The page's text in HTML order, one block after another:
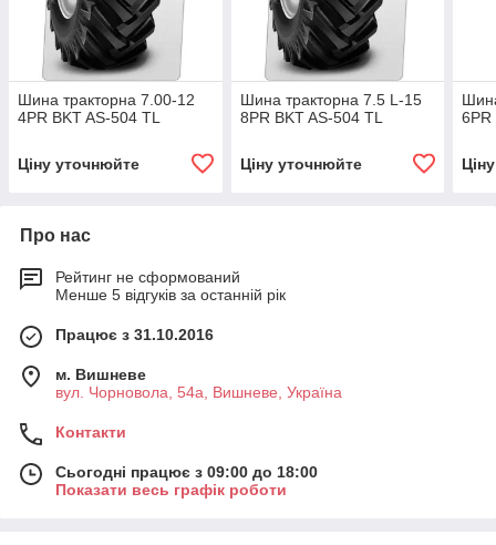
Шина тракторна 7.00-12
4PR BKT AS-504 TL
Ціну уточнюйте
Шина тракторна 7.5 L-15
8PR BKT AS-504 TL
Ціну уточнюйте
6PR
Про нас
Рейтинг не сформований
Менше 5 відгуків за останній рік
Працює з 31.10.2016
м. Вишневе
вул. Чорновола, 54а, Вишневе, Україна
Контакти
Сьогодні працює з 09:00 до 18:00
Показати весь графік роботи